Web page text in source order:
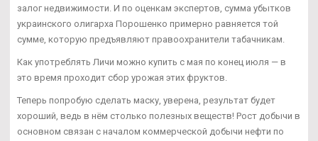
залог недвижимости. И по оценкам экспертов, сумма убытков
украинского олигарха Порошенко примерно равняется той
сумме, которую предъявляют правоохранители табачникам.
Как употреблять Личи можно купить с мая по конец июля — в
это время проходит сбор урожая этих фруктов.
Теперь попробую сделать маску, уверена, результат будет
хороший, ведь в нём столько полезных веществ! Рост добычи в
основном связан с началом коммерческой добычи нефти по